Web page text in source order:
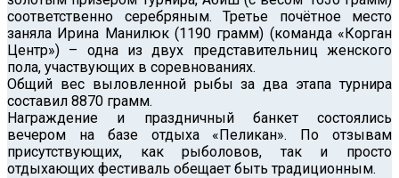
соответственно серебряным. Третье почётное место
заняла Ирина Манилюк (1190 грамм) (команда «Корган
Центр») – одна из двух представительниц женского
пола, участвующих в соревнованиях.
Общий вес выловленной рыбы за два этапа турнира
составил 8870 грамм.
Награждение и праздничный банкет состоялись
вечером на базе отдыха «Пеликан». По отзывам
присутствующих, как рыболовов, так и просто
отдыхающих фестиваль обещает быть традиционным.